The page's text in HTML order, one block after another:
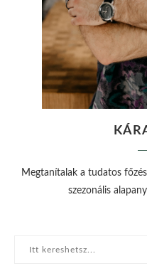
Megtanítalak a tudatos
szezonális